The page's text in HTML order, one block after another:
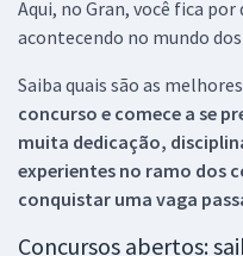
Aqui, no Gran, você fica
acontecendo no mundo dos
Saiba quais são as
concurso e comece a se
muita dedicação,
experientes no ramo dos
conquistar uma vaga
Concursos abertos: